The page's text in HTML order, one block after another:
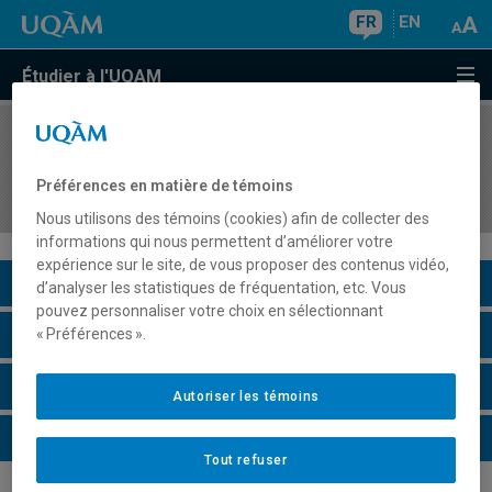
FR EN
Étudier à l'UQAM
COURS//
mathématiques au secondaire
Description du cours
Horaire - Été 2026
Horaire - Automne 2026
Horaire - Hiver 2027
Préférences en matière de témoins
Nous utilisons des témoins (cookies) afin de collecter des
informations qui nous permettent d’améliorer votre
expérience sur le site, de vous proposer des contenus vidéo,
d’analyser les statistiques de fréquentation, etc. Vous
pouvez personnaliser votre choix en sélectionnant
« Préférences ».
Tout refuser
Autoriser les témoins